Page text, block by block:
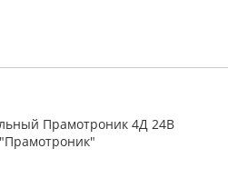
Прамотроник 4Д 24В